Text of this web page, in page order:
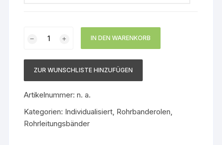
Individualisiert
IN DEN WARENKORB
ZUR WUNSCHLISTE HINZUFÜGEN
Artikelnummer:n. a.
Kategorien: Individualisiert, Rohrbanderolen,
Rohrleitungsbänder